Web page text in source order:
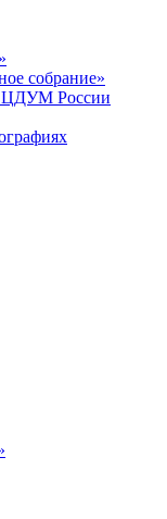
собрание»
ЦДУМ России